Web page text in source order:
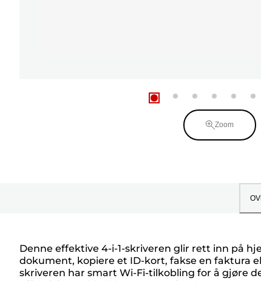
Zoom
Denne effektive 4-i-1-skriveren glir rett inn på
dokument, kopiere et ID-kort, fakse en faktura
skriveren har smart Wi-Fi-tilkobling for å gjøre